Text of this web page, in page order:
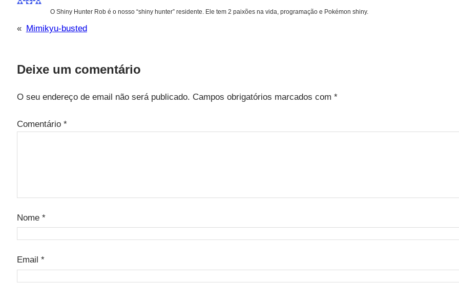
O Shiny Hunter Rob é o nosso “shiny hunter” residente. Ele tem 2 paixões na vida, programação e Pokémon shiny.
« Mimikyu-busted
Deixe um comentário
O seu endereço de email não será publicado. Campos obrigatórios marcados com *
Comentário *
Nome *
Email *